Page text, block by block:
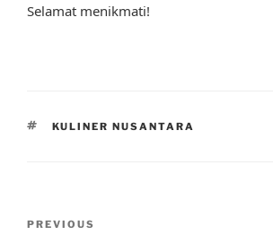
Selamat menikmati!
TAGS
KULINER NUSANTARA
Previous
PREVIOUS